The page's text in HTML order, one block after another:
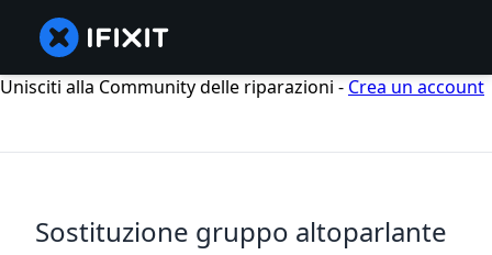
Unisciti alla Community delle riparazioni - Crea un account
Sostituzione gruppo altoparlante